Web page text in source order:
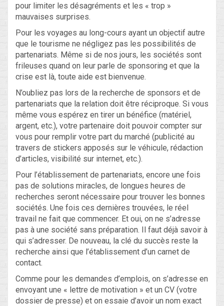
Flux des commentaires
pour limiter les désagréments et les « trop »
mauvaises surprises.
Pour les voyages au long-cours ayant un objectif autre
que le tourisme ne négligez pas les possibilités de
partenariats. Même si de nos jours, les sociétés sont
frileuses quand on leur parle de sponsoring et que la
crise est là, toute aide est bienvenue.
N’oubliez pas lors de la recherche de sponsors et de
partenariats que la relation doit être réciproque. Si vous
même vous espérez en tirer un bénéfice (matériel,
argent, etc.), votre partenaire doit pouvoir compter sur
vous pour remplir votre part du marché (publicité au
travers de stickers apposés sur le véhicule, rédaction
d’articles, visibilité sur internet, etc.).
Pour l’établissement de partenariats, encore une fois
pas de solutions miracles, de longues heures de
recherches seront nécessaire pour trouver les bonnes
sociétés. Une fois ces dernières trouvées, le réel
travail ne fait que commencer. Et oui, on ne s’adresse
pas à une société sans préparation. Il faut déjà savoir à
qui s’adresser. De nouveau, la clé du succès reste la
recherche ainsi que l’établissement d’un carnet de
contact.
Comme pour les demandes d’emplois, on s’adresse en
envoyant une « lettre de motivation » et un CV (votre
dossier de presse) et on essaie d’avoir un nom exact